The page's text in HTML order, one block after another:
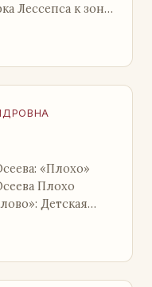
Лессепса к зоне
«Плохо»
Плохо
Детская